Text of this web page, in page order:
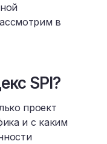
в
SPI?
проект
и с каким